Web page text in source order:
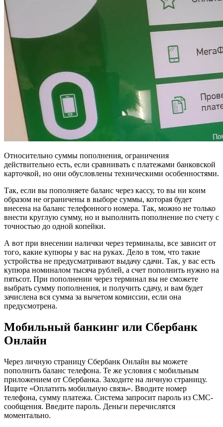
Относительно суммы пополнения, ограничения
действительно есть, если сравнивать с платежами банковской
карточкой, но они обусловлены техническими особенностями.
Так, если вы пополняете баланс через кассу, то вы ни коим
образом не ограничены в выборе суммы, которая будет
внесена на баланс телефонного номера. Так, можно не только
внести круглую сумму, но и выполнить пополнение по счету с
точностью до одной копейки.
А вот при внесении налички через терминалы, все зависит от
того, какие купюры у вас на руках. Дело в том, что такие
устройства не предусматривают выдачу сдачи. Так, у вас есть
купюра номиналом тысяча рублей, а счет пополнить нужно на
пятьсот. При пополнении через терминал вы не сможете
выбрать сумму пополнения, и получить сдачу, и вам будет
зачислена вся сумма за вычетом комиссии, если она
предусмотрена.
Мобильный банкинг или Сбербанк
Онлайн
Через личную страницу Сбербанк Онлайн вы можете
пополнить баланс телефона. Те же условия с мобильным
приложением от Сбербанка. Заходите на личную страницу.
Ищите «Оплатить мобильную связь». Вводите номер
телефона, сумму платежа. Система запросит пароль из СМС-
сообщения. Введите пароль. Деньги перечислятся
моментально.